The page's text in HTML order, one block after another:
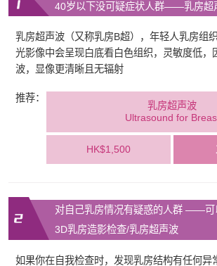
40岁以下没可疑症状人群——乳房超
乳房超声波（又称乳房B超），年轻人乳房组
光影像中会呈现白底看白色组织，灵敏度低，
波，显像更清晰且无辐射
推荐：
乳房超声波
Ultrasound for
HK$1,500
对自己乳房情况有疑惑的人群 ——可
3D乳房造影检查/乳房超声波
如果你在自我检查时，发现乳房结构有任何异